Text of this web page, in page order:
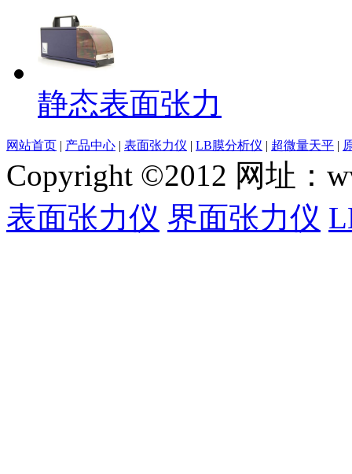
静态表面张力
网站首页 | 产品中心 | 表面张力仪 | LB膜分析仪 | 超微量天平 |
Copyright ©2012 网址：
表面张力仪 界面张力仪